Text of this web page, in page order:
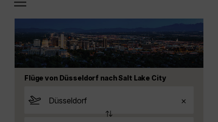
Flüge von Düsseldorf nach Salt Lake City